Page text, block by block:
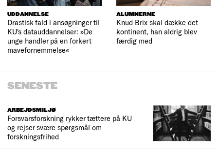
UDDANNELSE
Drastisk fald i ansøgninger til
KU's datauddannelser: »De
unge handler på en forkert
mavefornemmelse«
ALUMNERNE
Knud Brix skal dække det
kontinent, han aldrig blev
færdig med
SENESTE
ARBEJDSMILJØ
Forsvarsforskning rykker tættere på KU
og rejser svære spørgsmål om
forskningsfrihed